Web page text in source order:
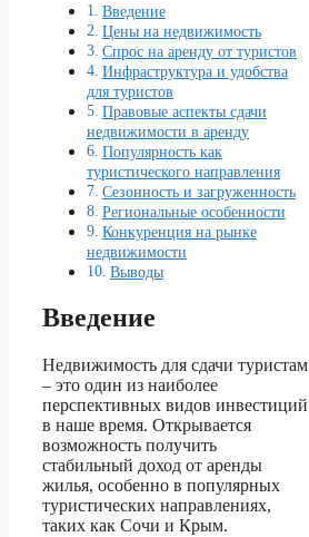
Введение
Цены на недвижимость
Спрос на аренду от туристов
Инфраструктура и удобства
для туристов
Правовые аспекты сдачи
недвижимости в аренду
Популярность как
туристического направления
Сезонность и загруженность
Региональные особенности
Конкуренция на рынке
недвижимости
Выводы
Введение
Недвижимость для сдачи туристам
– это один из наиболее
перспективных видов инвестиций
в наше время. Открывается
возможность получить
стабильный доход от аренды
жилья, особенно в популярных
туристических направлениях,
таких как Сочи и Крым.